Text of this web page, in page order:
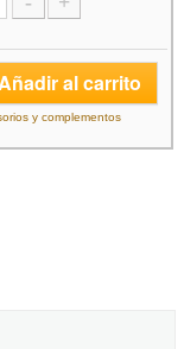
Añadir al carrito
y complementos